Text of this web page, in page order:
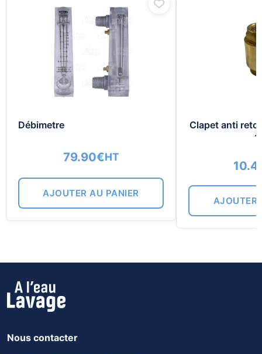
Débimetre
79.90€HT
AJOUTER AU PANIER
Clapet anti
AJOUTER
Nous contacter